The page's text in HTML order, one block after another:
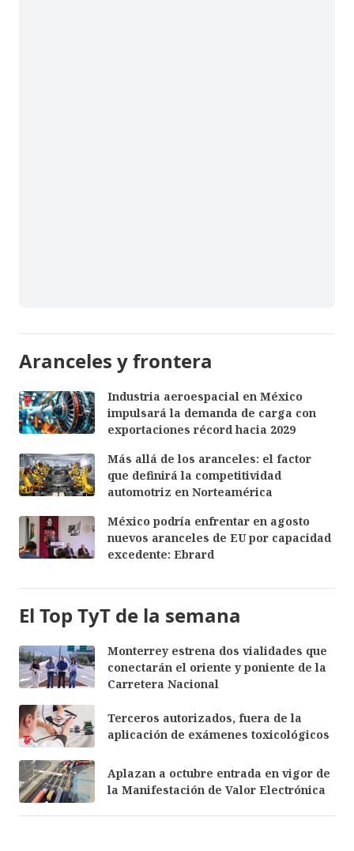
Aranceles y frontera
Industria aeroespacial en México
impulsará la demanda de carga con
exportaciones récord hacia 2029
Más allá de los aranceles: el factor
que definirá la competitividad
automotriz en Norteamérica
México podría enfrentar en agosto
nuevos aranceles de EU por capacidad
excedente: Ebrard
El Top TyT de la semana
Monterrey estrena dos vialidades que
conectarán el oriente y poniente de la
Carretera Nacional
Terceros autorizados, fuera de la
aplicación de exámenes toxicológicos
Aplazan a octubre entrada en vigor de
la Manifestación de Valor Electrónica